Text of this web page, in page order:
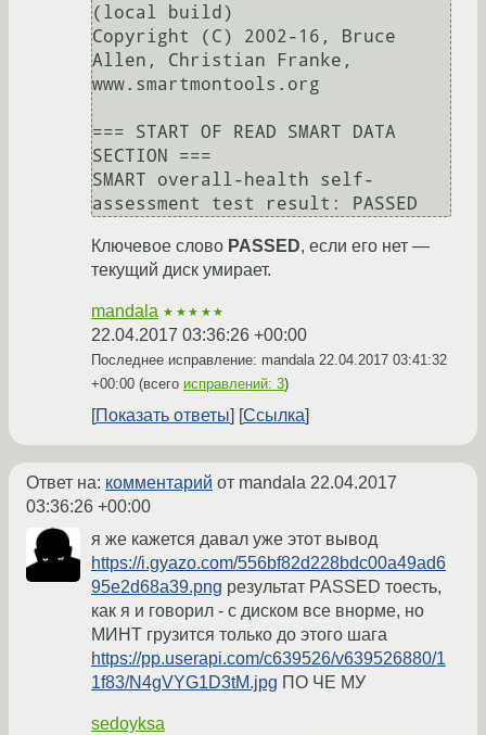
(local build)
Copyright (C) 2002-16, Bruce
Allen, Christian Franke,
www.smartmontools.org
=== START OF READ SMART DATA
SECTION ===
SMART overall-health self-
Ключевое слово PASSED, если его нет —
текущий диск умирает.
mandala ★★★★★
22.04.2017 03:36:26 +00:00
Последнее исправление: mandala 22.04.2017 03:41:32
+00:00 (всего исправлений: 3)
Показать ответы Ссылка
Ответ на: комментарий от mandala 22.04.2017
03:36:26 +00:00
я же кажется давал уже этот вывод
https://i.gyazo.com/556bf82d228bdc00a49ad6
95e2d68a39.png результат PASSED тоесть,
как я и говорил - с диском все внорме, но
МИНТ грузится только до этого шага
https://pp.userapi.com/c639526/v639526880/1
1f83/N4gVYG1D3tM.jpg ПО ЧЕ МУ
sedoyksa